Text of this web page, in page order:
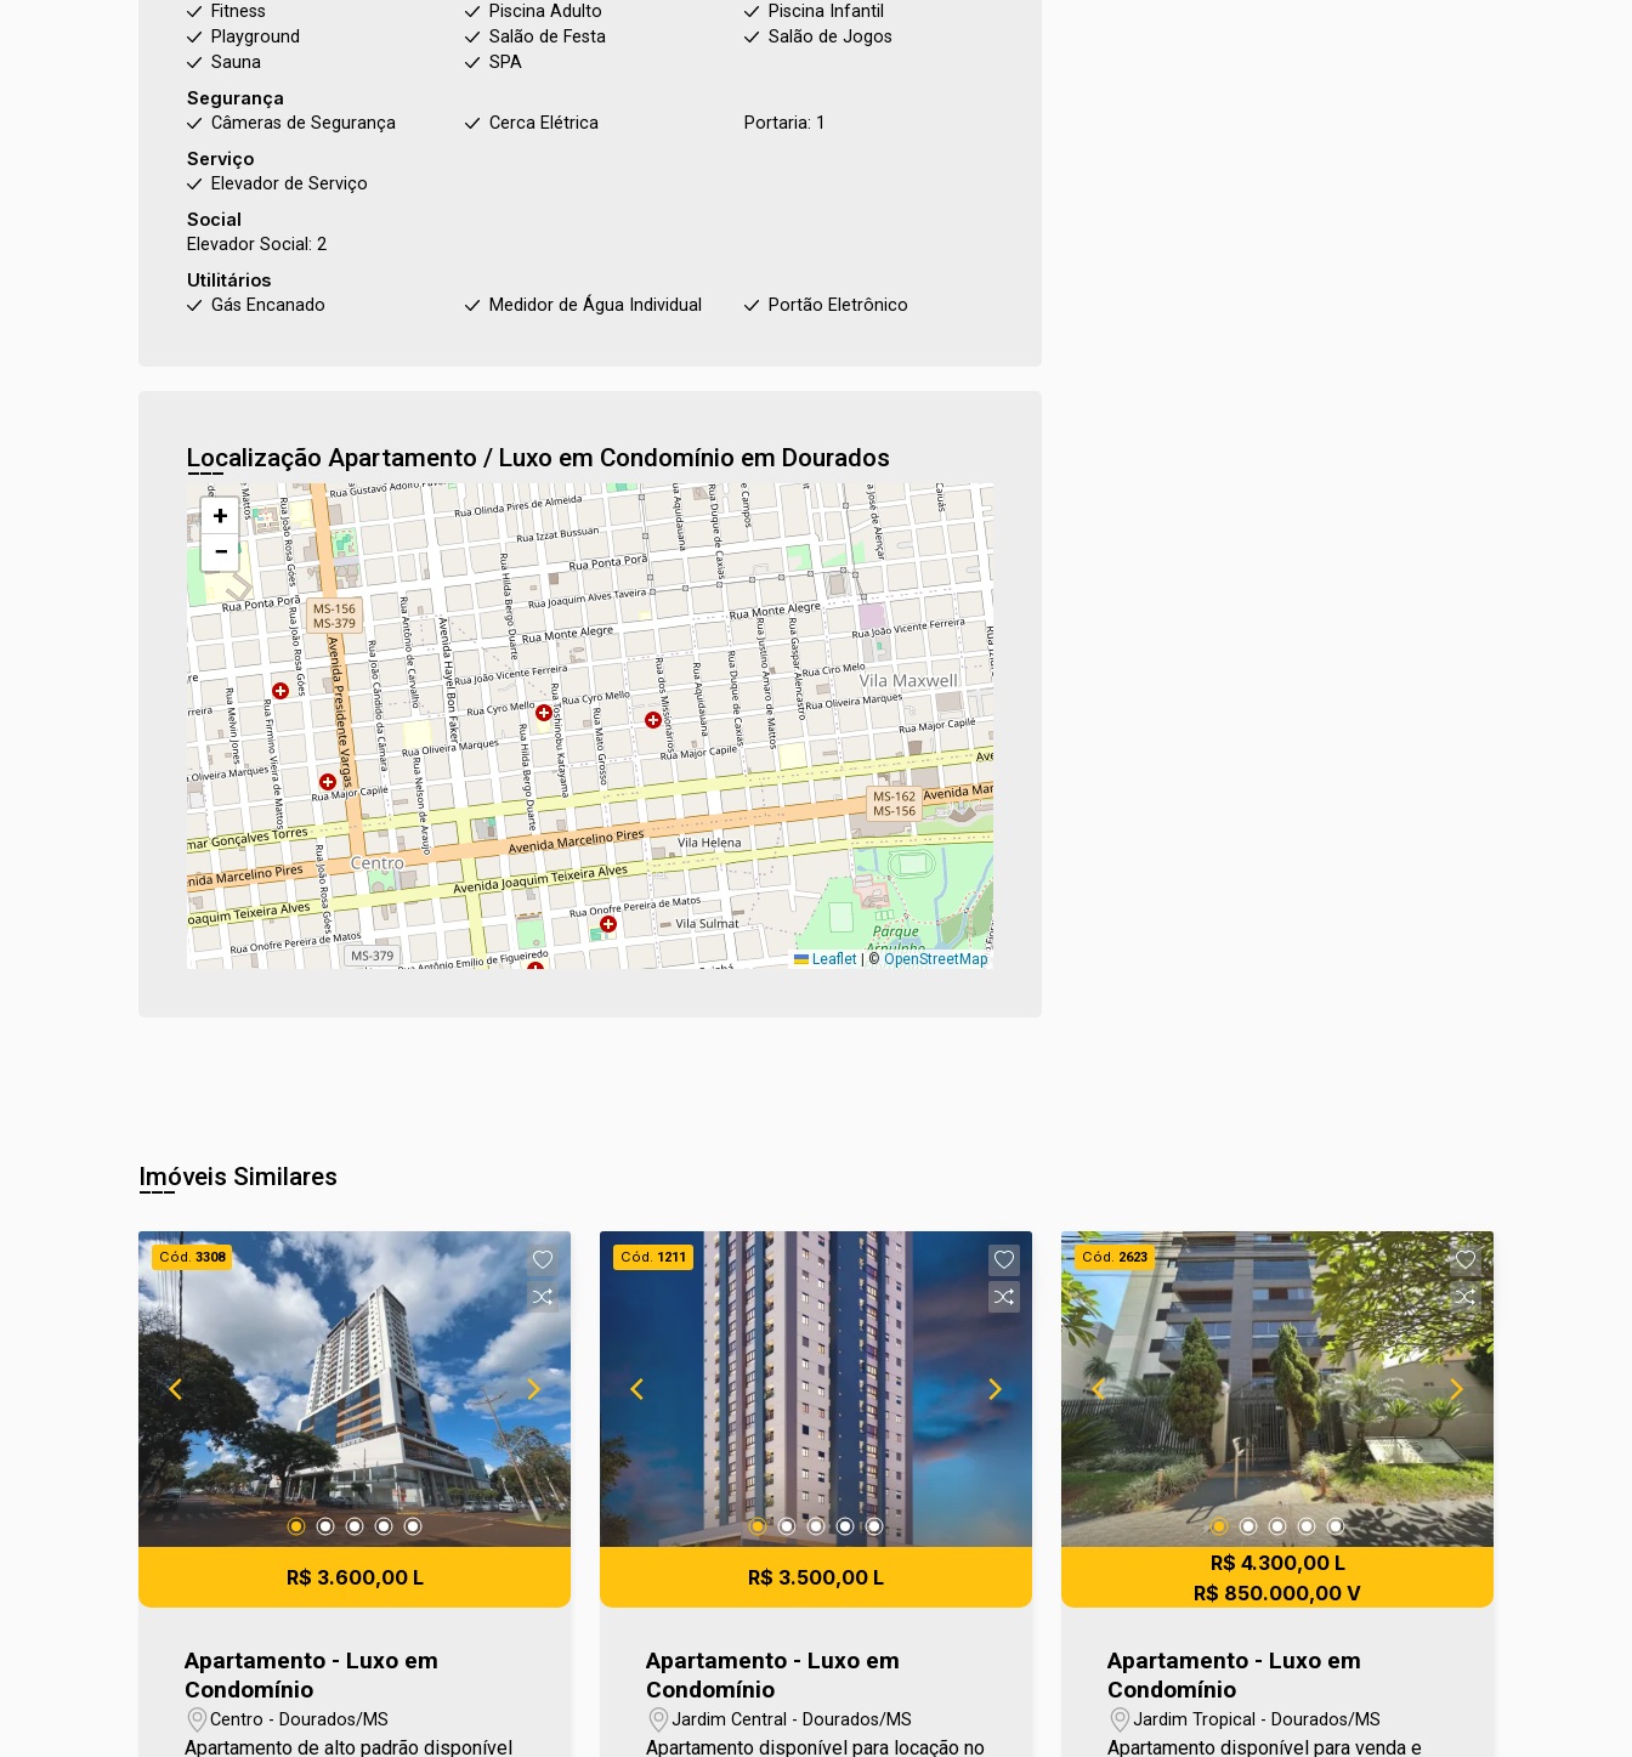
Fitness
Piscina Adulto
Piscina Infantil
Playground
Salão de Festa
Salão de Jogos
Sauna
SPA
Segurança
Câmeras de Segurança
Cerca Elétrica
Portaria: 1
Serviço
Elevador de Serviço
Social
Elevador Social: 2
Utilitários
Gás Encanado
Medidor de Água Individual Portão Eletrônico
Localização Apartamento / Luxo em Condomínio em Dourados
+
−
Leaflet © OpenStreetMap
Imóveis Similares
Cód. 3308
R$ 3.600,00 L
Apartamento - Luxo em
Condomínio
Centro - Dourados/MS
Apartamento de alto padrão disponível
Cód. 1211
R$ 3.500,00 L
Apartamento - Luxo em
Condomínio
Jardim Central - Dourados/MS
Apartamento disponível para locação no
Cód. 2623
R$ 4.300,00 L
R$ 850.000,00 V
Apartamento - Luxo em
Condomínio
Jardim Tropical - Dourados/MS
Apartamento disponível para venda e